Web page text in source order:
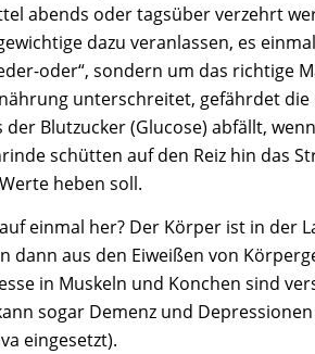
abends oder tagsüber verzehrt
dazu veranlassen, es
oder“, sondern um das richtige
unterschreitet, gefährdet
der Blutzucker (Glucose) abfällt,
schütten auf den Reiz hin das
heben soll.
einmal her? Der Körper ist in der
dann aus den Eiweißen von
in Muskeln und Konchen sind
sogar Demenz und
eingesetzt).